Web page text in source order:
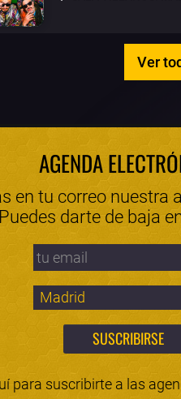
Ver
AGENDA
en tu correo nuestra
darte de baja
para suscribirte a las